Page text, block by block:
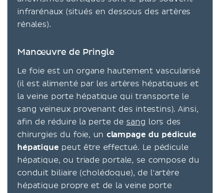
infrarénaux (situés en dessous des artères
rénales).
Manœuvre de Pringle
Le foie est un organe hautement vascularisé
(il est alimenté par les artères hépatiques et
la veine porte hépatique qui transporte le
sang veineux provenant des intestins). Ainsi,
afin de réduire la perte de sang lors des
chirurgies du foie, un clampage du pédicule
hépatique peut être effectué. Le pédicule
hépatique, ou triade portale, se compose du
conduit biliaire (cholédoque), de l'artère
hépatique propre et de la veine porte